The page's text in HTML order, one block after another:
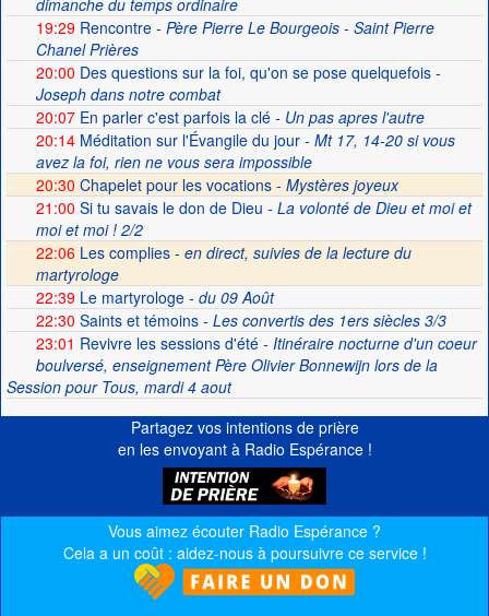
dimanche du temps ordinaire
19:29Rencontre- Père Pierre Le Bourgeois - Saint Pierre
Chanel Prières
20:00 Des questions sur la foi, qu'on se pose quelquefois-
Joseph dans notre combat
20:07En parler c'est parfois la clé- Un pas apres l'autre
20:14Méditation sur l'Évangile du jour- Mt 17, 14-20 si vous
avez la foi, rien ne vous sera impossible
20:30 Chapelet pour les vocations - Mystères joyeux
21:00 Si tu savais le don de Dieu - La volonté de Dieu et moi et
moi et moi ! 2/2
22:06 Les complies - en direct, suivies de la lecture du
martyrologe
22:39Le martyrologe- du 09 Août
22:30 Saints et témoins- Les convertis des 1ers siècles 3/3
23:01 Revivre les sessions d'été- Itinéraire nocturne d'un coeur
boulversé, enseignement Père Olivier Bonnewijn lors de la
Session pour Tous, mardi 4 aout
Partagez vos intentions de prière
en les envoyant à Radio Espérance !
Vous aimez écouter Radio Espérance ?
Cela a un coût : aidez-nous à poursuivre ce service !